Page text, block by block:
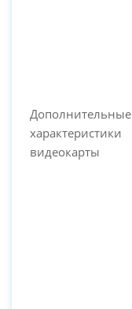
Дополнительные
характеристики
видеокарты